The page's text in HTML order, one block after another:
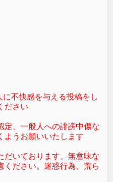
不快感を与える投稿をし
ださい
定、一般人への誹謗中傷な
ようお願いいたします
だいております。無意味な
ください。迷惑行為、荒ら